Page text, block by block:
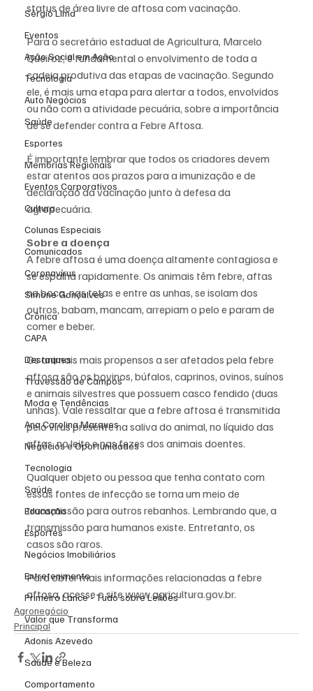
Sérgio Lima
Eventos
Ação Social em Ação
Tecnologia
Auto Negócios
Saúde
Esportes
Memórias Regionais
Eventos Corporativos
Cultura
Colunas Especiais
Comunicados
Coronavírus
Simone Gonçalves
Crônica
CAPA
Destaques
Travessão de Campos
Moda e Tendências
Ana Carolina Marques
Negócios e Oportunidades
Tecnologia
Saúde
Educação
Esportes
Negócios Imobiliários
Entretenimento
Primeiro Lance - Tudo sobre Leilões
Valor que Transforma
Adonis Azevedo
Saúde e Beleza
Comportamento
status de área livre de aftosa com vacinação.
Para o secretário estadual de Agricultura, Marcelo
Queiroz, é fundamental o envolvimento de toda a
cadeia produtiva das etapas de vacinação. Segundo
ele, é mais uma etapa para alertar a todos, envolvidos
ou não com a atividade pecuária, sobre a importância
de se defender contra a Febre Aftosa.
É importante lembrar que todos os criadores devem
estar atentos aos prazos para a imunização e de
declaração da vacinação junto à defesa da
agropecuária.
Sobre a doença
A febre aftosa é uma doença altamente contagiosa e
se espalha rapidamente. Os animais têm febre, aftas
na boca, nas tetas e entre as unhas, se isolam dos
outros, babam, mancam, arrepiam o pelo e param de
comer e beber.
Os animais mais propensos a ser afetados pela febre
aftosa são os bovinos, búfalos, caprinos, ovinos, suínos
e animais silvestres que possuem casco fendido (duas
unhas). Vale ressaltar que a febre aftosa é transmitida
pelo vírus presente na saliva do animal, no líquido das
aftas, no leite e nas fezes dos animais doentes.
Qualquer objeto ou pessoa que tenha contato com
essas fontes de infecção se torna um meio de
transmissão para outros rebanhos. Lembrando que, a
transmissão para humanos existe. Entretanto, os
casos são raros.
Para obter mais informações relacionadas a febre
aftosa, acesse o site www.agricultura.gov.br.
Agronegócio
Principal